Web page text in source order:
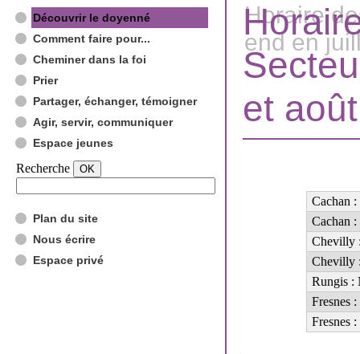
Découvrir le doyenné
Comment faire pour...
Cheminer dans la foi
Prier
Partager, échanger, témoigner
Agir, servir, communiquer
Espace jeunes
Recherche
Plan du site
Nous écrire
Espace privé
Horaire
end en
et
Cachan :
Cachan :
Chevilly
Chevilly
Rungis :
Fresnes
Fresnes